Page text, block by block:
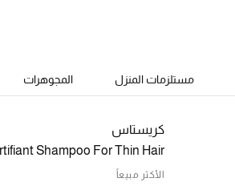
مستلزمات المنزل المجوهرات
كريستاس
Shampoo For Thin Hair
الأكثر مبيعاً